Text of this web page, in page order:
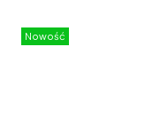
Nowość